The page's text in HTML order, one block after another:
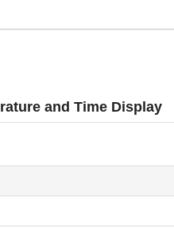
and Time Display